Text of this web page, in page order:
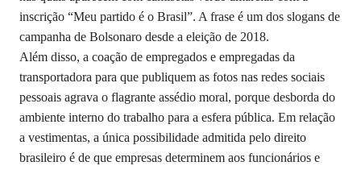
inscrição “Meu partido é o Brasil”. A frase é um dos slogans de
campanha de Bolsonaro desde a eleição de 2018.
Além disso, a coação de empregados e empregadas da
transportadora para que publiquem as fotos nas redes sociais
pessoais agrava o flagrante assédio moral, porque desborda do
ambiente interno do trabalho para a esfera pública. Em relação
a vestimentas, a única possibilidade admitida pelo direito
brasileiro é de que empresas determinem aos funcionários e